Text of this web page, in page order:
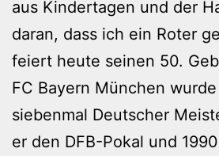
aus Kindertagen und der
daran, dass ich ein Roter
feiert heute seinen 50.
FC Bayern München
siebenmal Deutscher
er den DFB-Pokal und